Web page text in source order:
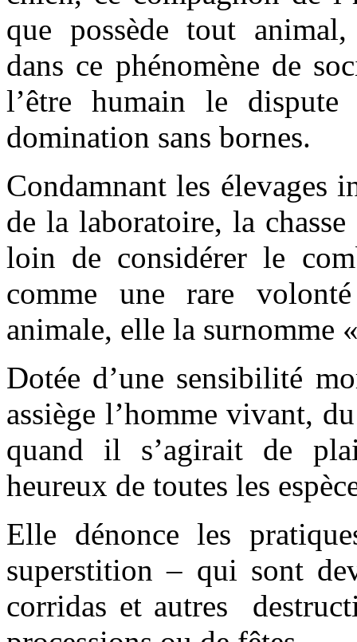
que possède tout
dans ce phénomène de
l’être humain le
domination sans bornes.
Condamnant les élevages
de la laboratoire, la
loin de considérer le
comme une rare
animale, elle la surnomme
Dotée d’une sensibilité
assiège l’homme vivant,
quand il s’agirait de
heureux de toutes les
Elle dénonce les
superstition – qui sont
corridas et autres